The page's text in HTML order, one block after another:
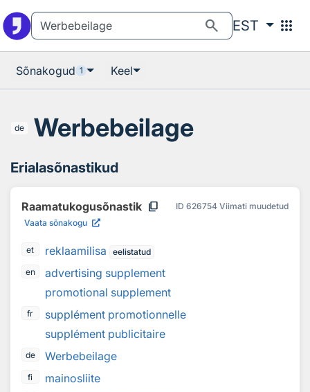
search EST apps
Sõnakogud 1 Keel
de Werbebeilage
Erialasõnastikud
Raamatukogusõnastik content_copy ID 626754 Viimati muudetud
Vaata sõnakogu
et reklaamilisa
eelistatud
en
advertising supplement
promotional supplement
fr
supplément promotionnelle
supplément publicitaire
de Werbebeilage
fi mainosliite